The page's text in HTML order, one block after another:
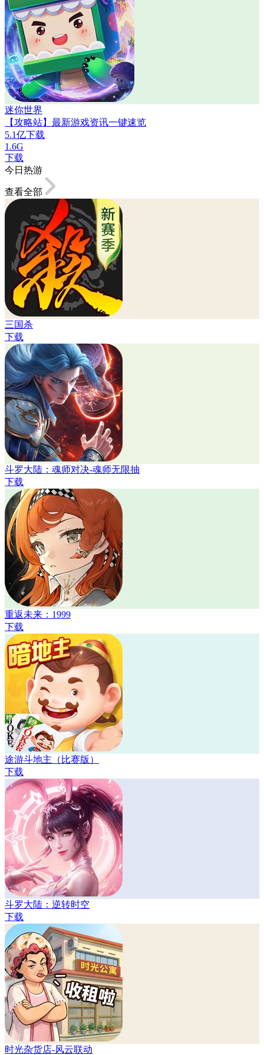
迷你世界
【攻略站】最新游戏资讯一键速览
5.1亿下载
1.6G
下载
今日热游
查看全部
三国杀
下载
斗罗大陆：魂师对决-魂师无限抽
下载
重返未来：1999
下载
途游斗地主（比赛版）
下载
斗罗大陆：逆转时空
下载
时光杂货店-风云联动